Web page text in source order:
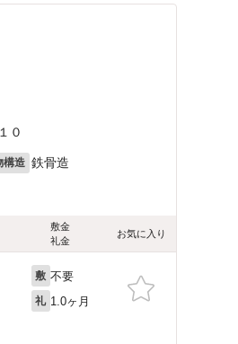
０
構造 鉄骨造
敷金
礼金
お気に入り
敷 不要
礼 1.0ヶ月